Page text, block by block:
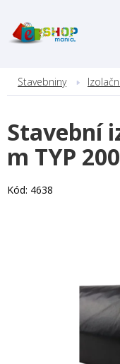
obsah
Stavebniny
Stavební
m TYP
Kód: 4638